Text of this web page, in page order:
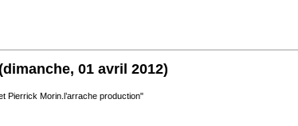
01 avril 2012)
Pierrick Morin.l’arrache production"